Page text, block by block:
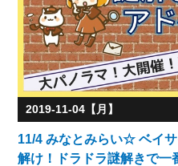
2019-11-04【月】
11/4 みなとみらい☆ ベイ
解け！ドラドラ謎解きで一